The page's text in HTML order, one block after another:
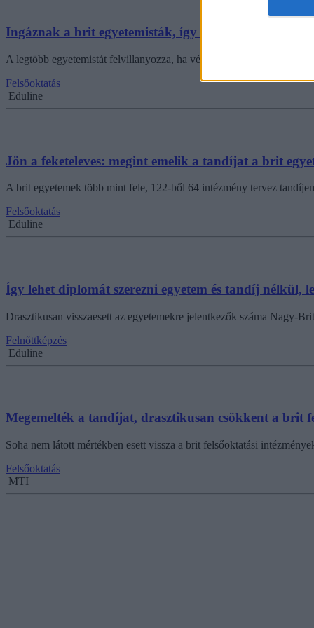
Ingáznak a brit egyetemisták, így spórolnak
A legtöbb egyetemistát felvillanyozza, ha végre kollégiumba
Felsőoktatás
Eduline
Jön a feketeleves: megint emelik a tandíjat a brit
A brit egyetemek több mint fele, 122-ből 64 intézmény tervez
Felsőoktatás
Eduline
Így lehet diplomát szerezni egyetem és tandíj nélkül,
Drasztikusan visszaesett az egyetemekre jelentkezők száma Nagy-
Felnőttképzés
Eduline
Megemelték a tandíjat, drasztikusan csökkent a brit
Soha nem látott mértékben esett vissza a brit felsőoktatási
Felsőoktatás
MTI